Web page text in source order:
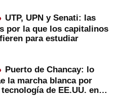
UTP, UPN y Senati: las
por la que los capitalinos
para estudiar
Puerto de Chancay: lo
la marcha blanca por
de EE.UU. en